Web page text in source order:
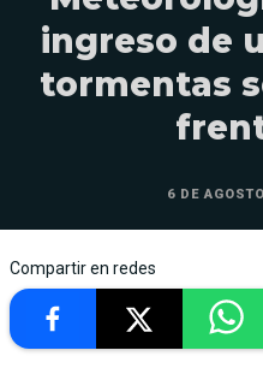
ingreso de
tormentas
6 DE
Compartir en redes